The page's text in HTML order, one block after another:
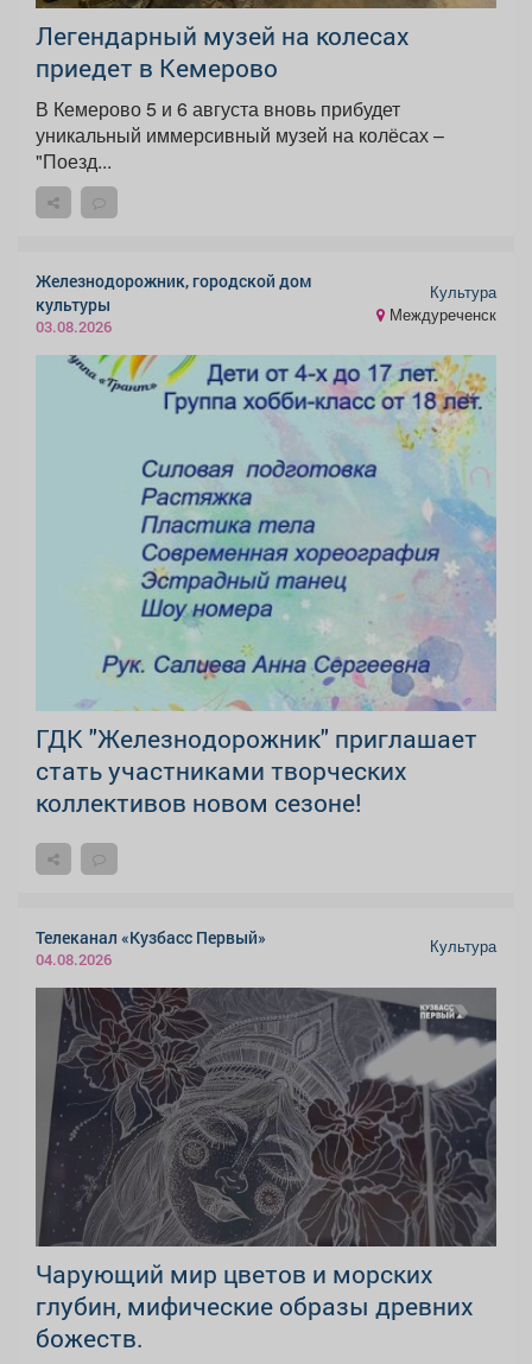
Легендарный музей на колесах
приедет в Кемерово
В Кемерово 5 и 6 августа вновь прибудет
уникальный иммерсивный музей на колёсах –
"Поезд...
Железнодорожник, городской дом
культуры
03.08.2026
Культура
Междуреченск
ГДК "Железнодорожник" приглашает
стать участниками творческих
коллективов новом сезоне!
Телеканал «Кузбасс Первый»
04.08.2026
Культура
Чарующий мир цветов и морских
глубин, мифические образы древних
божеств.